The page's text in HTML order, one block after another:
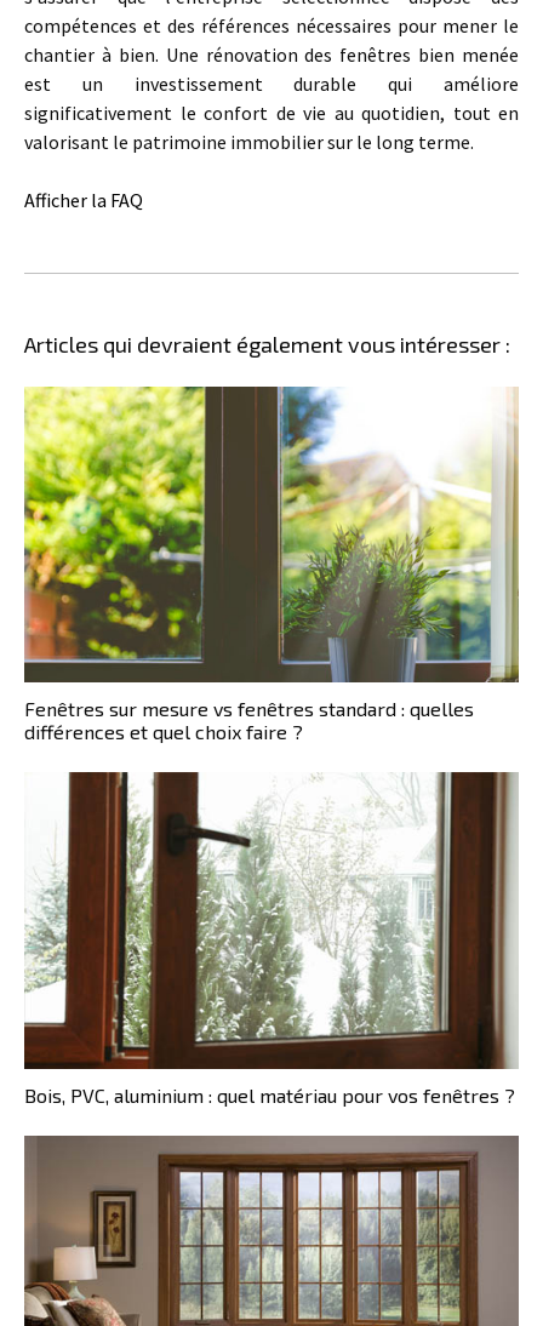
compétences et des références nécessaires pour mener le
chantier à bien. Une rénovation des fenêtres bien menée
est un investissement durable qui améliore
significativement le confort de vie au quotidien, tout en
valorisant le patrimoine immobilier sur le long terme.
Afficher la FAQ
Articles qui devraient également vous intéresser :
Fenêtres sur mesure vs fenêtres standard : quelles
différences et quel choix faire ?
Bois, PVC, aluminium : quel matériau pour vos fenêtres ?